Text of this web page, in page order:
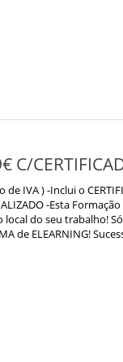
IVA ) -Inclui o
-Esta
do seu trabalho!
de ELEARNING!